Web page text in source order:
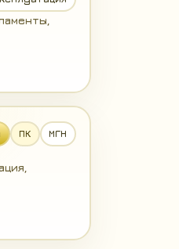
ПК МГН